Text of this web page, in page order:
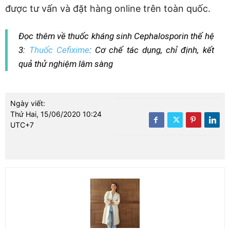
được tư vấn và đặt hàng online trên toàn quốc.
Đọc thêm về thuốc kháng sinh Cephalosporin thế hệ
3: Thuốc Cefixime: Cơ chế tác dụng, chỉ định, kết
quả thử nghiệm lâm sàng
Ngày viết:
Thứ Hai, 15/06/2020 10:24
UTC+7